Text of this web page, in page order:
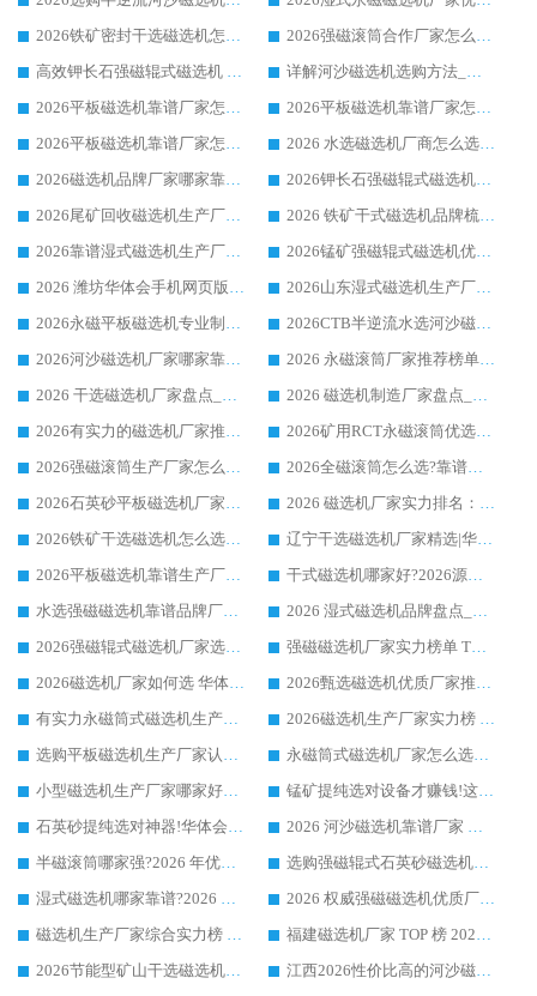
2026铁矿密封干选磁选机怎么选?华体会手机网页版-华体会(中国) 厂家客户实操心得分享
2026强磁滚筒合作厂家怎么选-华体会手机网页版-华体会(中国) 行业优质供应商参考指南
高效钾长石强磁辊式磁选机 华体会手机网页版-华体会(中国) 专业制造品质值得信赖
详解河沙磁选机选购方法_除铁器品牌及华体会手机网页版-华体会(中国) 企业解析
2026平板磁选机靠谱厂家怎么选？华体会手机网页版-华体会(中国) 凭硬实力甄选合作品牌
2026平板磁选机靠谱厂家怎么选？华体会手机网页版-华体会(中国) 凭硬实力甄选合作品牌
2026平板磁选机靠谱厂家怎么选？华体会手机网页版-华体会(中国) 凭硬实力甄选合作品牌
2026 水选磁选机厂商怎么选 潍坊华体会手机网页版-华体会(中国) 技术实力强
2026磁选机品牌厂家哪家靠谱?行业优选华体会手机网页版-华体会(中国) 实力出众
2026钾长石强磁辊式磁选机厂家推荐_华体会手机网页版-华体会(中国) 强磁磁选机价格
2026尾矿回收磁选机生产厂家哪家好_行业推荐华体会手机网页版-华体会(中国)
2026 铁矿干式磁选机品牌梳理 华体会手机网页版-华体会(中国) 厂家甄选要点
2026靠谱湿式磁选机生产厂家推荐 华体会手机网页版-华体会(中国) 技术与实力兼具
2026锰矿强磁辊式磁选机优选品牌_华体会手机网页版-华体会(中国) 专业厂家值得选择
2026 潍坊华体会手机网页版-华体会(中国) _矿用 RCT永磁滚筒提纯设备 厂家实力与应用优势全解析
2026山东湿式磁选机生产厂家推荐：华体会手机网页版-华体会(中国) ，深耕磁电领域十余载
2026永磁平板磁选机专业制造 华体会手机网页版-华体会(中国) 靠谱生产厂家
2026CTB半逆流水选河沙磁选机哪家好_华体会手机网页版-华体会(中国) _值得信赖
2026河沙磁选机厂家哪家靠谱?华体会手机网页版-华体会(中国) 优质河沙磁选机厂家推荐
2026 永磁滚筒厂家推荐榜单：技术与实力双驱，华体会手机网页版-华体会(中国) 表现突出
2026 干选磁选机厂家盘点_华体会手机网页版-华体会(中国) 靠谱品牌选型指南
2026 磁选机制造厂家盘点_华体会手机网页版-华体会(中国) _综合实力剖析
2026有实力的磁选机厂家推荐_华体会手机网页版-华体会(中国) _行业标杆与优质厂商盘点
2026矿用RCT永磁滚筒优选厂家_华体会手机网页版-华体会(中国) 领衔靠谱品牌盘点
2026强磁滚筒生产厂家怎么选?行业口碑推荐华体会手机网页版-华体会(中国)
2026全磁滚筒怎么选?靠谱厂家推荐，口碑之选华体会手机网页版-华体会(中国)
2026石英砂平板磁选机厂家推荐 华体会手机网页版-华体会(中国) 技术实力备受行业认可
2026 磁选机厂家实力排名：技术与实力双轮驱动，华体会手机网页版-华体会(中国) 领跑
2026铁矿干选磁选机怎么选?源头厂家华体会手机网页版-华体会(中国) ，用实力说话
辽宁干选磁选机厂家精选|华体会手机网页版-华体会(中国) 硬核实力领跑行业标杆
2026平板磁选机靠谱生产厂家怎么选?行业标杆华体会手机网页版-华体会(中国) ，凭硬实力脱颖而出
干式磁选机哪家好?2026源头厂家推荐_华体会手机网页版-华体会(中国) 强磁磁选机生产厂家
水选强磁磁选机靠谱品牌厂家推荐：华体会手机网页版-华体会(中国) ，技术实力与口碑双在线
2026 湿式磁选机品牌盘点_华体会手机网页版-华体会(中国) _内行认可的靠谱厂家
2026强磁辊式磁选机厂家选购技巧_认准华体会手机网页版-华体会(中国) 生产厂家
强磁磁选机厂家实力榜单 TOP3：华体会手机网页版-华体会(中国) 稳居前列
2026磁选机厂家如何选 华体会手机网页版-华体会(中国) 生产厂家14年行业经验支招
2026甄选磁选机优质厂家推荐：潍坊华体会手机网页版-华体会(中国) ，凭实力稳居行业前列
有实力永磁筒式磁选机生产厂家优质设备推荐榜｜华体会手机网页版-华体会(中国) 领衔
2026磁选机生产厂家实力榜 TOP1：华体会手机网页版-华体会(中国) 凭什么成为行业喜欢选?
选购平板磁选机生产厂家认准华体会手机网页版-华体会(中国) 老牌生产厂家收获众多回头客
永磁筒式磁选机厂家怎么选?14 年老厂华体会手机网页版-华体会(中国) 凭实力出圈，这 5 大优势太圈粉
小型磁选机生产厂家哪家好?2026 年实测推荐，华体会手机网页版-华体会(中国) 十年口碑厂值得闭眼入
锰矿提纯选对设备才赚钱!这家临朐厂家的强磁辊磁选机凭啥成行业标杆?
石英砂提纯选对神器!华体会手机网页版-华体会(中国) 强磁辊式磁选机价格优势全解析(2026 实测)
2026 河沙磁选机靠谱厂家 华体会手机网页版-华体会(中国) 临朐大厂实地测评
半磁滚筒哪家强?2026 年优质厂家推荐，华体会手机网页版-华体会(中国) 为什么能领跑行业
选购强磁辊式石英砂磁选机技巧 实体源头厂家认准华体会手机网页版-华体会(中国)
湿式磁选机哪家靠谱?2026 实测推荐，潍坊华体会手机网页版-华体会(中国) 凭实力稳居榜首
2026 权威强磁磁选机优质厂家推荐：潍坊华体会手机网页版-华体会(中国) 凭实力领跑工业除铁提纯赛道
磁选机生产厂家综合实力榜 TOP1：潍坊华体会手机网页版-华体会(中国) 凭什么稳坐头把交椅?
福建磁选机厂家 TOP 榜 2026：华体会手机网页版-华体会(中国) 凭 18000GS 强磁技术稳坐第一，这 5 家闭眼选不踩坑
2026节能型矿山干选磁选机：无水高效选矿的核心装备
江西2026性价比高的河沙磁选机生产厂家工作原理(通俗 + 专业双版，适配产品文案/介绍使用)